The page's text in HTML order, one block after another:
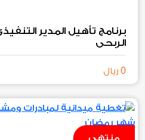
برنامج تأهيل المدير
الربحي
0 ريال
منتهي